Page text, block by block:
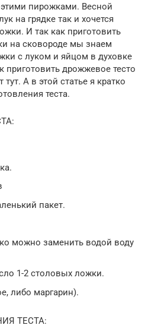
пирожками. Весной
на грядке так и хочется
И так как приготовить
на сковороде мы знаем
с луком и яйцом в духовке
приготовить дрожжевое тесто
А в этой статье я кратко
теста.
пакет.
можно заменить водой воду
1-2 столовых ложки.
либо маргарин).
ТЕСТА: